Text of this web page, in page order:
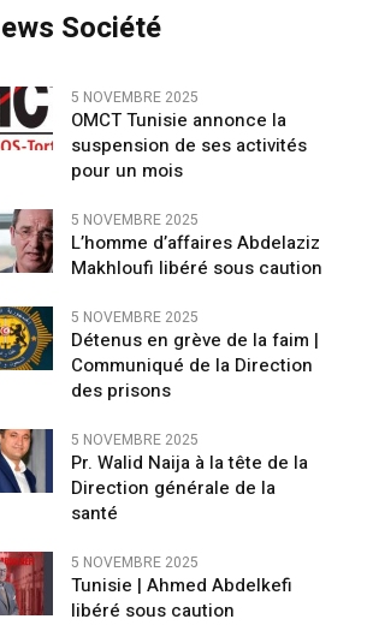
Société
5 NOVEMBRE 2025
OMCT Tunisie annonce la
suspension de ses activités
pour un mois
5 NOVEMBRE 2025
L’homme d’affaires Abdelaziz
Makhloufi libéré sous caution
5 NOVEMBRE 2025
Détenus en grève de la faim |
Communiqué de la Direction
des prisons
5 NOVEMBRE 2025
Pr. Walid Naija à la tête de la
Direction générale de la
santé
5 NOVEMBRE 2025
Tunisie | Ahmed Abdelkefi
libéré sous caution